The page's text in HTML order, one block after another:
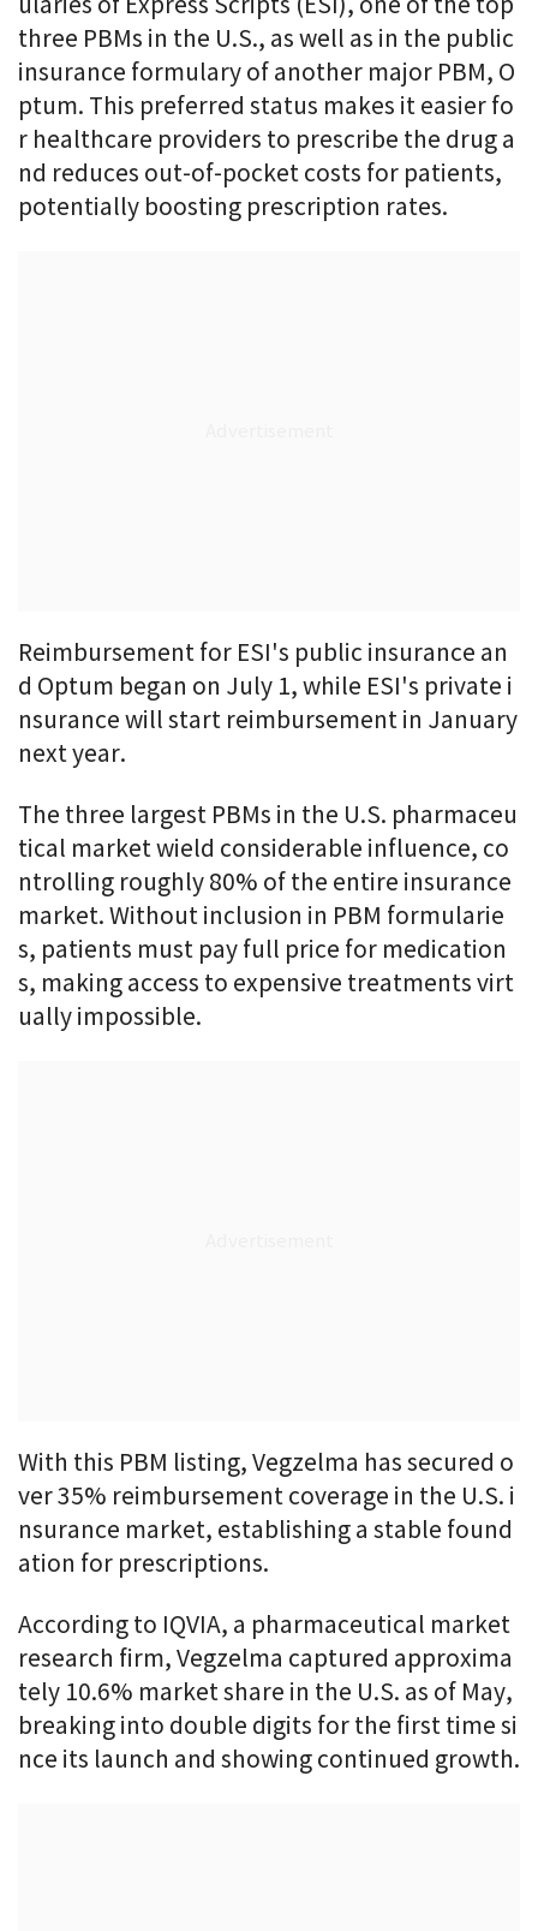
three PBMs in the U.S., as well as in the public
insurance formulary of another major PBM, O
ptum. This preferred status makes it easier fo
r healthcare providers to prescribe the drug a
nd reduces out-of-pocket costs for patients,
potentially boosting prescription rates.
Reimbursement for ESI's public insurance an
d Optum began on July 1, while ESI's private i
nsurance will start reimbursement in January
next year.
The three largest PBMs in the U.S. pharmaceu
tical market wield considerable influence, co
ntrolling roughly 80% of the entire insurance
market. Without inclusion in PBM formularie
s, patients must pay full price for medication
s, making access to expensive treatments virt
ually impossible.
With this PBM listing, Vegzelma has secured o
ver 35% reimbursement coverage in the U.S. i
nsurance market, establishing a stable found
ation for prescriptions.
According to IQVIA, a pharmaceutical market
research firm, Vegzelma captured approxima
tely 10.6% market share in the U.S. as of May,
breaking into double digits for the first time si
nce its launch and showing continued growth.